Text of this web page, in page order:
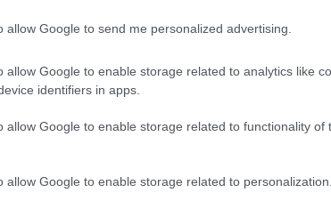
allow Google to send me personalized advertising.
allow Google to enable storage related to analytics like
identifiers in apps.
allow Google to enable storage related to functionality of
allow Google to enable storage related to personalization.